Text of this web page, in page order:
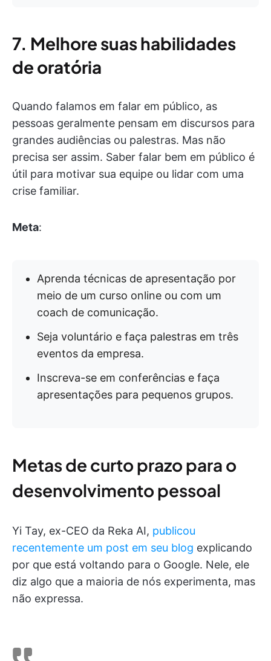
7. Melhore suas habilidades
de oratória
Quando falamos em falar em público, as
pessoas geralmente pensam em discursos para
grandes audiências ou palestras. Mas não
precisa ser assim. Saber falar bem em público é
útil para motivar sua equipe ou lidar com uma
crise familiar.
Meta:
Aprenda técnicas de apresentação por
meio de um curso online ou com um
coach de comunicação.
Seja voluntário e faça palestras em três
eventos da empresa.
Inscreva-se em conferências e faça
apresentações para pequenos grupos.
Metas de curto prazo para o
desenvolvimento pessoal
Yi Tay, ex-CEO da Reka AI, publicou
recentemente um post em seu blog explicando
por que está voltando para o Google. Nele, ele
diz algo que a maioria de nós experimenta, mas
não expressa.